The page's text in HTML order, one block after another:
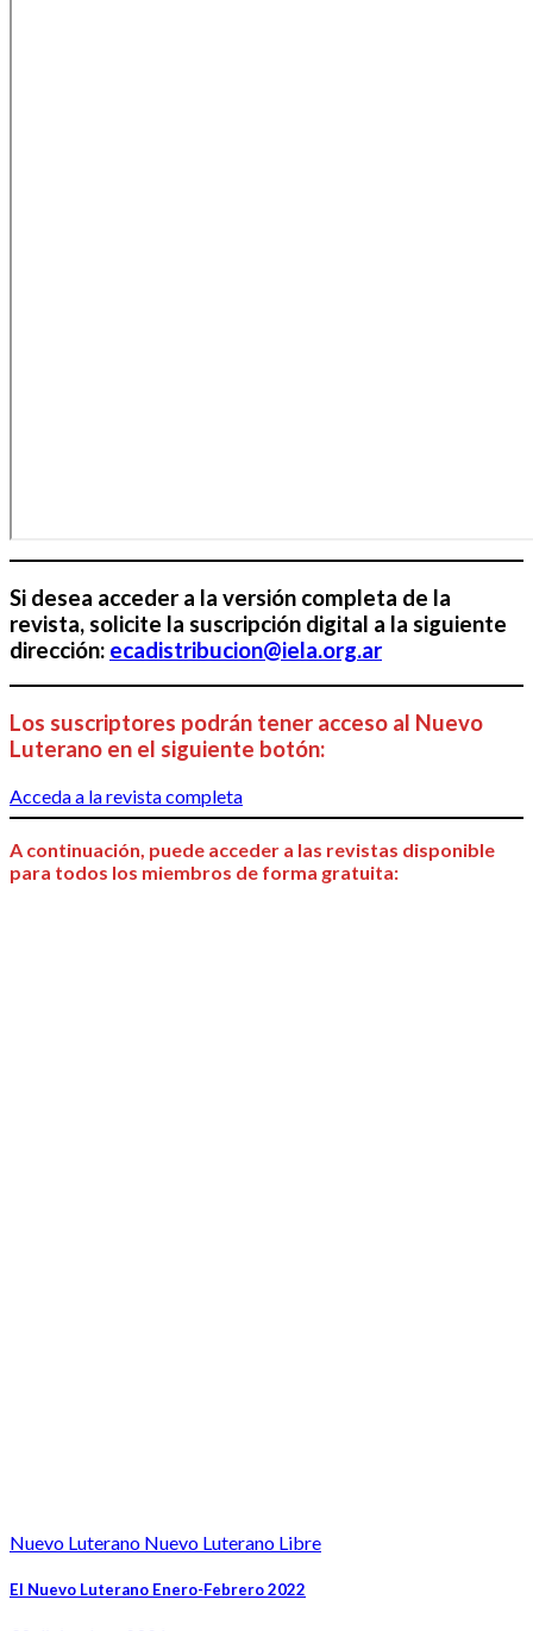
Si desea acceder a la versión completa de la
revista, solicite la suscripción digital a la siguiente
dirección: ecadistribucion@iela.org.ar
Los suscriptores podrán tener acceso al Nuevo
Luterano en el siguiente botón:
Acceda a la revista completa
A continuación, puede acceder a las revistas disponible
para todos los miembros de forma gratuita:
Nuevo Luterano Nuevo Luterano Libre
El Nuevo Luterano Enero-Febrero 2022